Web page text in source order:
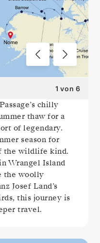
1 von 6
chilly
thaw for a
of legendary.
season for
the wildlife kind.
Wrangel Island
the woolly
Josef Land’s
this journey is
travel.